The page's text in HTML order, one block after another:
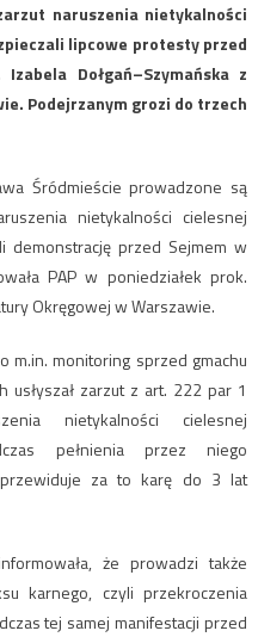
naruszenia nietykalności
lipcowe protesty przed
Dołgań–Szymańska z
Podejrzanym grozi do trzech
Śródmieście prowadzone są
nietykalności cielesnej
demonstrację przed Sejmem w
PAP w poniedziałek prok.
Okręgowej w Warszawie.
m.in. monitoring sprzed gmachu
usłyszał zarzut z art. 222 par 1
nietykalności cielesnej
pełnienia przez niego
przewiduje za to karę do 3 lat
że prowadzi także
karnego, czyli przekroczenia
tej samej manifestacji przed